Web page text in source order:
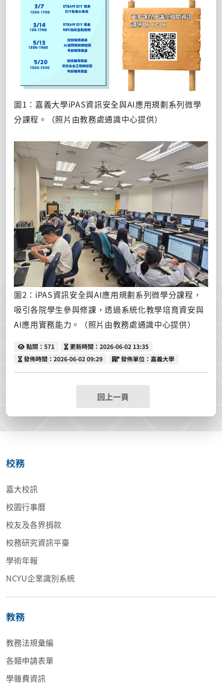
圖1：嘉義大學iPAS資訊安全與AI應用規劃系列微學
分課程。（照片由教務處通識中心提供）
圖2：iPAS資訊安全與AI應用規劃系列微學分課程，
吸引各院學生參與修課，透過系統化教學培育資安與
AI應用實務能力。
（照片由教務處通識中心提供）
點閱
點閱：571 更新時間
更新時間：2026-06-02 13:35
發佈時間
發佈時間：2026-06-02 09:29 發佈單位
發佈單位：嘉義大學
回上一頁
校務
嘉大校訊
校園行事曆
校友及各界捐款
校務研究資訊平臺
學術年報
NCYU企業識別系統
教務
教務法規彙編
各類申請表單
學雜費資訊